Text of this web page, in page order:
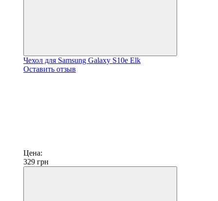
Чехол для Samsung Galaxy S10e Elk
Оставить отзыв
Цена:
329 грн